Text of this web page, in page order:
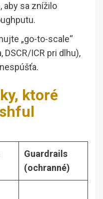
aby sa znížilo
„go-to-scale“
DSCR/ICR pri dlhu),
ktoré
Guardrails
(ochranné)